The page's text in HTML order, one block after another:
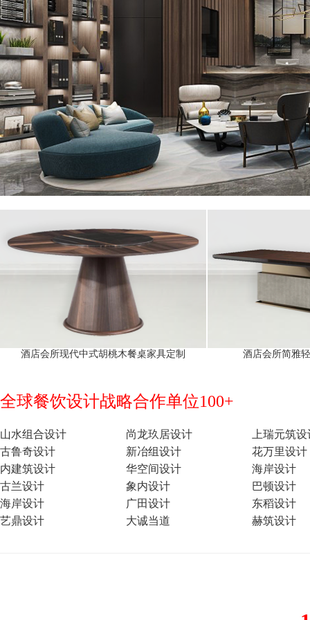
酒店会所现代中式胡桃木餐桌家具定制 酒店会所简雅
全球餐饮设计战略合作单位100+
山水组合设计 尚龙玖居设计
上瑞元筑
古鲁奇设计
新冶组设计
花万里设计
内建筑设计
华空间设计
海岸设计
古兰设计
象内设计
巴顿设计
海岸设计
广田设计
东稻设计
艺鼎设计
大诚当道 赫筑设计